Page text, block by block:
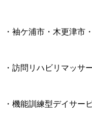
・袖ケ浦市・木更津市
・訪問リハビリマッサ
・機能訓練型デイサー